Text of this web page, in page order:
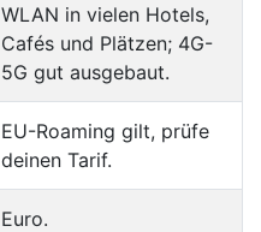
WLAN in vielen Hotels,
Cafés und Plätzen; 4G-
5G gut ausgebaut.
EU-Roaming gilt, prüfe
deinen Tarif.
Euro.